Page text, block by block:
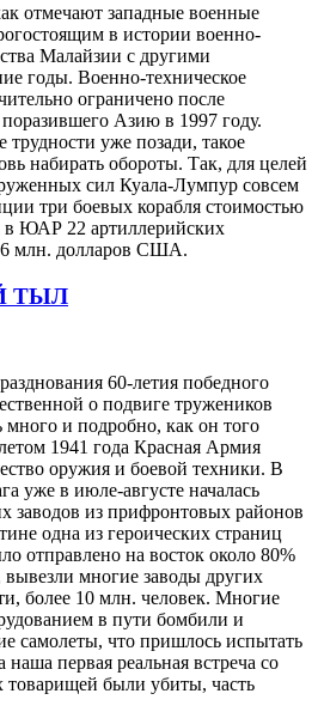
отмечают западные военные
в истории военно-
Малайзии с другими
годы. Военно-техническое
ограничено после
Азию в 1997 году.
трудности уже позади, такое
набирать обороты. Так, для целей
сил Куала-Лумпур совсем
три боевых корабля стоимостью
в ЮАР 22 артиллерийских
млн. долларов США.
ТЫЛ
60-летия победного
о подвиге тружеников
много и подробно, как он того
1941 года Красная Армия
оружия и боевой техники. В
уже в июле-августе началась
заводов из прифронтовых районов
одна из героических страниц
отправлено на восток около 80%
многие заводы других
более 10 млн. человек. Многие
в пути бомбили и
самолеты, что пришлось испытать
первая реальная встреча со
были убиты, часть